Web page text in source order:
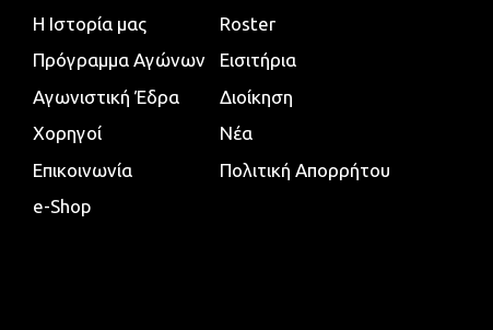
Η Ιστορία μας
Roster
Πρόγραμμα Αγώνων
Εισιτήρια
Αγωνιστική Έδρα
Διοίκηση
Χορηγοί
Νέα
Επικοινωνία
Πολιτική Απορρήτου
e-Shop